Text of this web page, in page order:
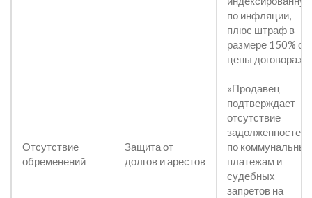
по инфляции,
плюс штраф в
размере 150% от
цены договора.»
Отсутствие
обременений
Защита от
долгов и арестов
«Продавец
подтверждает
отсутствие
задолженностей
по
платежам и
судебных
запретов на